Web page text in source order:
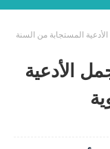
المستجابة من السنة
الأدعية